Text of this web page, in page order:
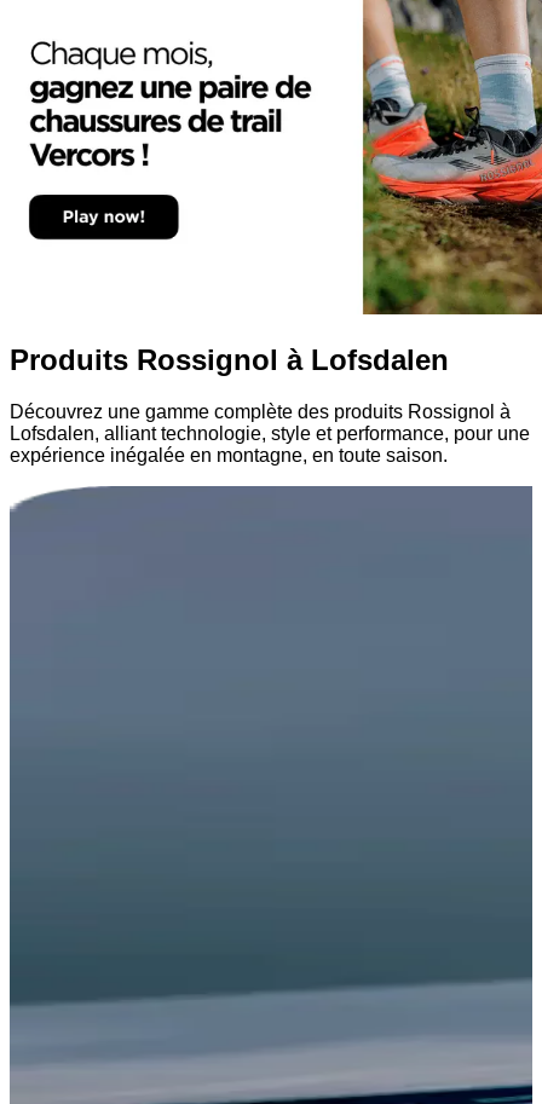
Produits Rossignol à Lofsdalen
Découvrez une gamme complète des produits Rossignol à
Lofsdalen, alliant technologie, style et performance, pour une
expérience inégalée en montagne, en toute saison.